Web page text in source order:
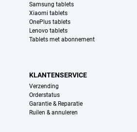
Samsung tablets
Xiaomi tablets
OnePlus tablets
Lenovo tablets
Tablets met abonnement
KLANTENSERVICE
Verzending
Orderstatus
Garantie & Reparatie
Ruilen & annuleren